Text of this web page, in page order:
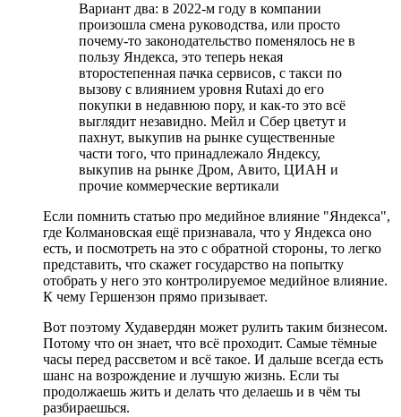
Вариант два: в 2022-м году в компании
произошла смена руководства, или просто
почему-то законодательство поменялось не в
пользу Яндекса, это теперь некая
второстепенная пачка сервисов, с такси по
вызову с влиянием уровня Rutaxi до его
покупки в недавнюю пору, и как-то это всё
выглядит незавидно. Мейл и Сбер цветут и
пахнут, выкупив на рынке существенные
части того, что принадлежало Яндексу,
выкупив на рынке Дром, Авито, ЦИАН и
прочие коммерческие вертикали
Если помнить статью про медийное влияние "Яндекса",
где Колмановская ещё признавала, что у Яндекса оно
есть, и посмотреть на это с обратной стороны, то легко
представить, что скажет государство на попытку
отобрать у него это контролируемое медийное влияние.
К чему Гершензон прямо призывает.
Вот поэтому Худавердян может рулить таким бизнесом.
Потому что он знает, что всё проходит. Самые тёмные
часы перед рассветом и всё такое. И дальше всегда есть
шанс на возрождение и лучшую жизнь. Если ты
продолжаешь жить и делать что делаешь и в чём ты
разбираешься.